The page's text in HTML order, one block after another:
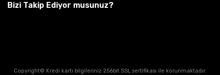
Bizi Takip Ediyor musunuz?
Copyright© Kredi kartı bilgileriniz 256bit SSL sertifikası ile korunmaktadır.